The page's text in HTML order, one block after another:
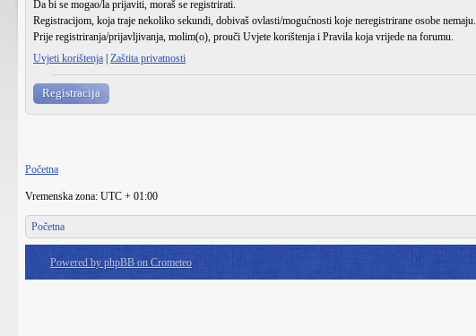
Da bi se mogao/la prijaviti, moraš se registrirati.
Registracijom, koja traje nekoliko sekundi, dobivaš ovlasti/mogućnosti koje neregistrirane osobe nemaju.
Prije registriranja/prijavljivanja, molim(o), prouči Uvjete korištenja i Pravila koja vrijede na forumu.
Uvjeti korištenja Zaštita privatnosti
Registracija
Početna
Vremenska zona: UTC + 01:00
Početna
Powered by phpBB on Crometeo